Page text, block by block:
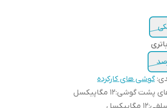
:گوشی های کارکرده
پشت گوشی:12 مگاپیکسل
:12 مگاپیکسل